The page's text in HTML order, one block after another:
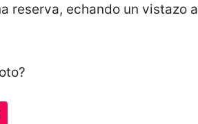
reserva, echando un vistazo a